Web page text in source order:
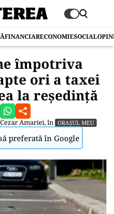
FINANCIARECONOMIESOCIAL
împotriva
ori a taxei
la reședință
Cezar Amariei, în ORAȘUL MEU
preferată în Google